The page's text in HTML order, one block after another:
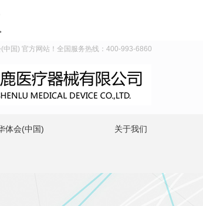
中国) 官方网站！全国服务热线：400-993-6860
体会(中国) 关于我们